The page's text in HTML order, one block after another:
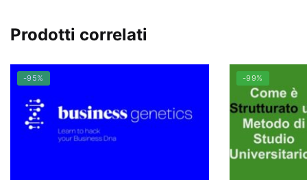
Prodotti correlati
-95% -99%